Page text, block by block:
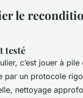
le
testé
c’est jouer à
par un protocole
nettoyage